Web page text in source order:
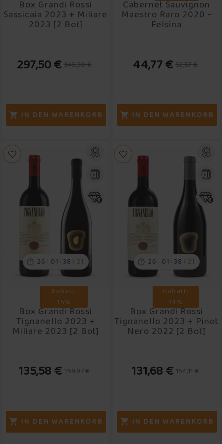
Box Grandi Rossi
Sassicaia 2023 + Miliare
2023 [2 Bot]
297,50 € 345,30 €
 IN DEN WARENKORB
Cabernet Sauvignon
Maestro Raro 2020 -
Felsina
44,77 € 52,57 €
 IN DEN WARENKORB
 26 : 01 : 38 : 20
Box Grandi Rossi
Tignanello 2023 +
Miliare 2023 [2 Bot]
135,58 € 159,97 €
Rabatt:
15%
 IN DEN WARENKORB
 26 : 01 : 38 : 20
Box Grandi Rossi
Tignanello 2023 + Pinot
Nero 2022 [2 Bot]
131,68 € 154,11 €
Rabatt:
14%
 IN DEN WARENKORB